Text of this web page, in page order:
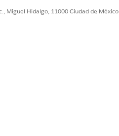
Miguel Hidalgo, 11000 Ciudad de México